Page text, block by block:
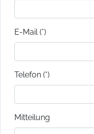
E-Mail (*)
Telefon (*)
Mitteilung